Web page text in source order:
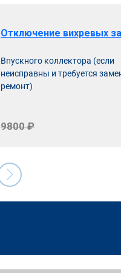
Отключение вихревых
Впускного коллектора (если
неисправны и требуется
ремонт)
9800 ₽